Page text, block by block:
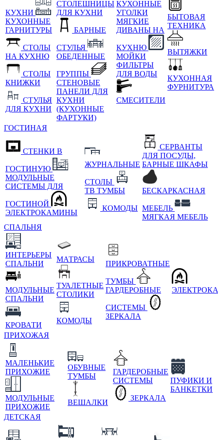
КУХНИ
КУХОННЫЕ
ГАРНИТУРЫ
СТОЛЫ
НА КУХНЮ
СТОЛЫ
КНИЖКИ
СТУЛЬЯ
ДЛЯ КУХНИ
СТОЛЕШНИЦЫ
ДЛЯ КУХНИ
БАРНЫЕ
СТУЛЬЯ
ОБЕДЕННЫЕ
ГРУППЫ
СТЕНОВЫЕ
ПАНЕЛИ ДЛЯ
КУХНИ
(КУХОННЫЕ
ФАРТУКИ)
КУХОННЫЕ
УГОЛКИ
МЯГКИЕ
ДИВАНЫ НА
КУХНЮ
МОЙКИ
ФИЛЬТРЫ
ДЛЯ ВОДЫ
СМЕСИТЕЛИ
БЫТОВАЯ
ТЕХНИКА
ВЫТЯЖКИ
КУХОННАЯ
ФУРНИТУРА
ГОСТИНАЯ
СТЕНКИ В
ГОСТИНУЮ
МОДУЛЬНЫЕ
СИСТЕМЫ ДЛЯ
ГОСТИНОЙ
ЭЛЕКТРОКАМИНЫ
ЖУРНАЛЬНЫЕ
СТОЛЫ
ТВ ТУМБЫ
КОМОДЫ
СЕРВАНТЫ
ДЛЯ ПОСУДЫ,
БАРНЫЕ ШКАФЫ
БЕСКАРКАСНАЯ
МЕБЕЛЬ
МЯГКАЯ МЕБЕЛЬ
СПАЛЬНЯ
ИНТЕРЬЕРЫ
СПАЛЬНИ
МОДУЛЬНЫЕ
СПАЛЬНИ
КРОВАТИ
МАТРАСЫ
ТУАЛЕТНЫЕ
СТОЛИКИ
КОМОДЫ
ПРИКРОВАТНЫЕ
ТУМБЫ
ГАРДЕРОБНЫЕ
СИСТЕМЫ
ЗЕРКАЛА
ПРИХОЖАЯ
МАЛЕНЬКИЕ
ПРИХОЖИЕ
МОДУЛЬНЫЕ
ПРИХОЖИЕ
ОБУВНЫЕ
ТУМБЫ
ВЕШАЛКИ
ГАРДЕРОБНЫЕ
СИСТЕМЫ
ЗЕРКАЛА
ПУФИКИ И
БАНКЕТКИ
ДЕТСКАЯ